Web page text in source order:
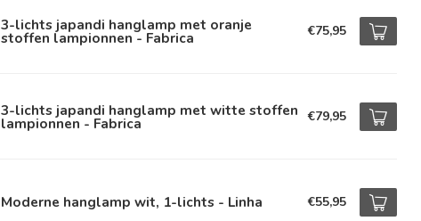
3-lichts japandi hanglamp met oranje
stoffen lampionnen - Fabrica €75,95
3-lichts japandi hanglamp met witte stoffen
lampionnen - Fabrica €79,95
Moderne hanglamp wit, 1-lichts - Linha €55,95